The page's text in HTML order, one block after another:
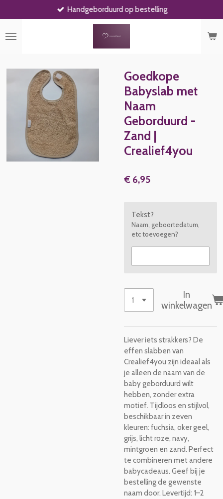
direct
naar
de
Handgeborduurd op bestelling
Goedkope
Babyslab met
Naam
Geborduurd -
Zand |
Crealief4you
€ 6,95
Tekst?
Naam, geboortedatum,
etc toevoegen?
In
winkelwagen
Liever iets strakkers? De
effen slabben van
Crealief4you zijn ideaal als
je alleen de naam van de
baby geborduurd wilt
hebben, zonder extra
motief. Tijdloos en stijlvol,
beschikbaar in zeven
kleuren: fuchsia, oker geel,
grijs, licht roze, navy,
mintgroen en zand. Perfect
te combineren met andere
babycadeaus. Geef bij je
bestelling de gewenste
naam door. Levertijd: 1–2